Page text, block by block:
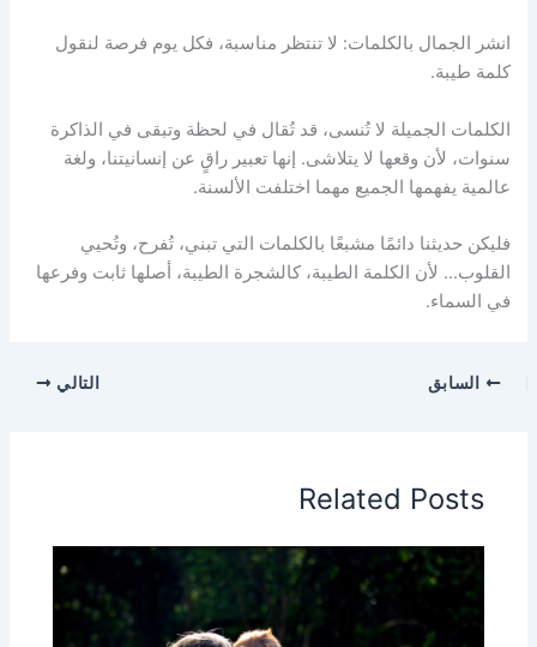
انشر الجمال بالكلمات: لا تنتظر مناسبة، فكل يوم فرصة لنقول
كلمة طيبة.
الكلمات الجميلة لا تُنسى، قد تُقال في لحظة وتبقى في الذاكرة
سنوات، لأن وقعها لا يتلاشى. إنها تعبير راقٍ عن إنسانيتنا، ولغة
عالمية يفهمها الجميع مهما اختلفت الألسنة.
فليكن حديثنا دائمًا مشبعًا بالكلمات التي تبني، تُفرح، وتُحيي
القلوب… لأن الكلمة الطيبة، كالشجرة الطيبة، أصلها ثابت وفرعها
في السماء.
السابق التالي
Related Posts